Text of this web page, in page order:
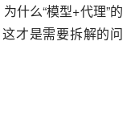
什么“模型+代理”的
才是需要拆解的问